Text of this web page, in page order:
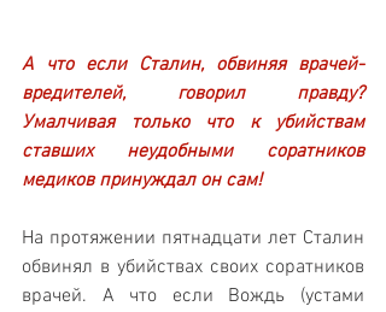
А что если Сталин, обвиняя врачей-
вредителей, говорил правду?
Умалчивая только что к убийствам
ставших неудобными соратников
медиков принуждал он сам!
На протяжении пятнадцати лет Сталин
обвинял в убийствах своих соратников
врачей. А что если Вождь (устами